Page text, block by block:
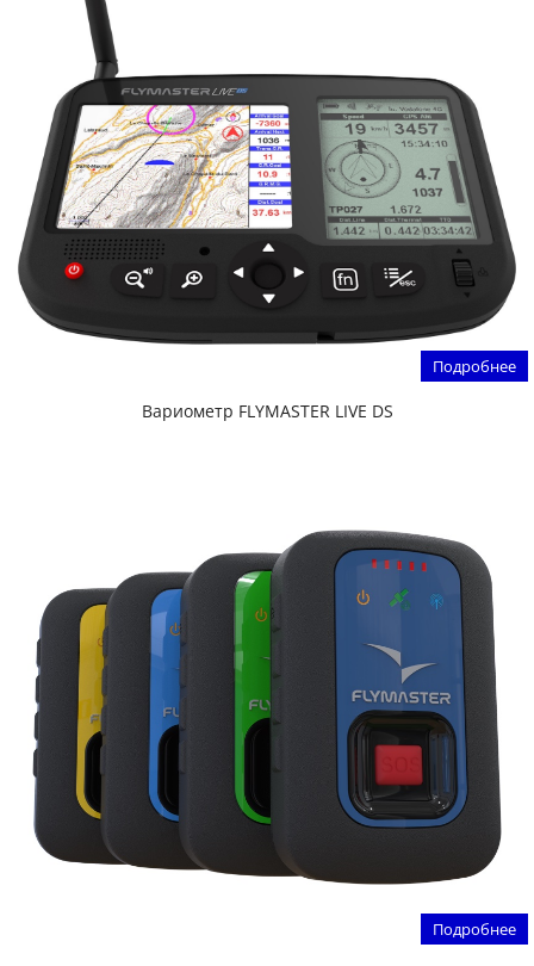
Подробнее
Вариометр FLYMASTER LIVE DS
Подробнее